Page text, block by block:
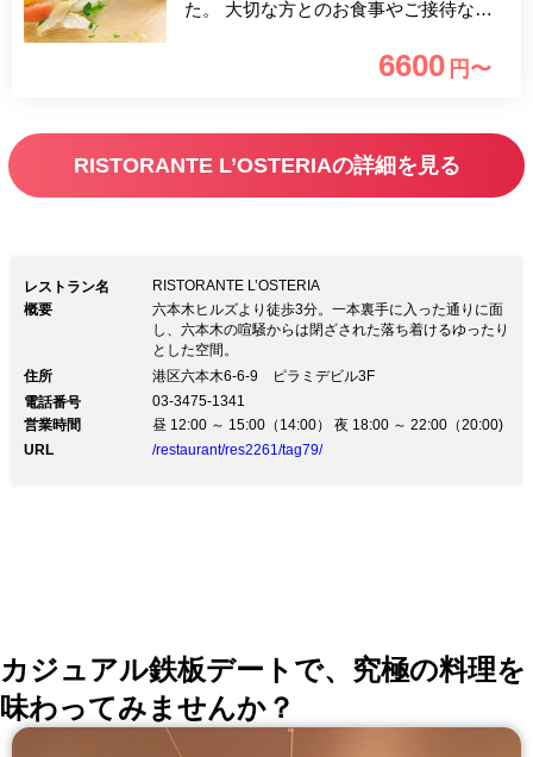
た。 大切な方とのお食事やご接待など
店心よりお待ちしております。
のご利用 ・コーヒー ・紅茶 ・ハーブテ
ィー（カモミール、ミントティー）
6600 円〜
RISTORANTE L’OSTERIAの詳細を見る
レストラン名
RISTORANTE L’OSTERIA
概要
六本木ヒルズより徒歩3分。一本裏手に入った通りに面
し、六本木の喧騒からは閉ざされた落ち着けるゆったり
とした空間。
住所
港区六本木6-6-9 ピラミデビル3F
電話番号
03-3475-1341
営業時間
昼 12:00 ～ 15:00（14:00） 夜 18:00 ～ 22:00（20:00)
URL
/restaurant/res2261/tag79/
カジュアル鉄板デートで、究極の料理を
味わってみませんか？